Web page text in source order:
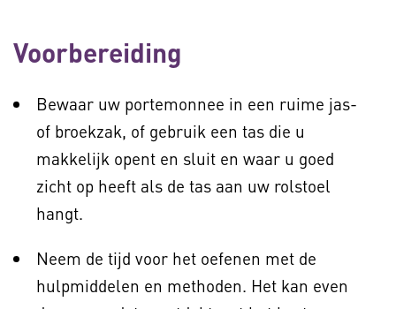
Voorbereiding
Bewaar uw portemonnee in een ruime jas-
of broekzak, of gebruik een tas die u
makkelijk opent en sluit en waar u goed
zicht op heeft als de tas aan uw rolstoel
hangt.
Neem de tijd voor het oefenen met de
hulpmiddelen en methoden. Het kan even